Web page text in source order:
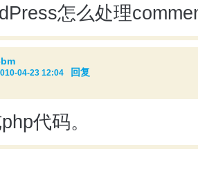
怎么处理
04-23 12:04 回复
代码。